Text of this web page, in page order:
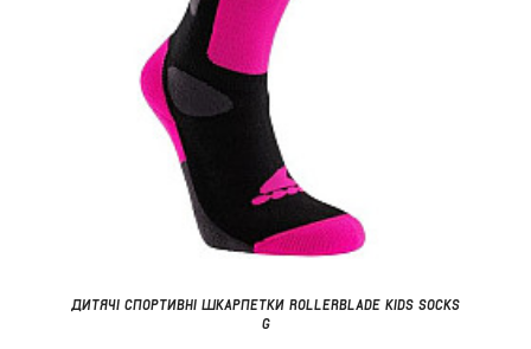
ДИТЯЧІ СПОРТИВНІ ШКАРПЕТКИ ROLLERBLADE KIDS SOCKS
G